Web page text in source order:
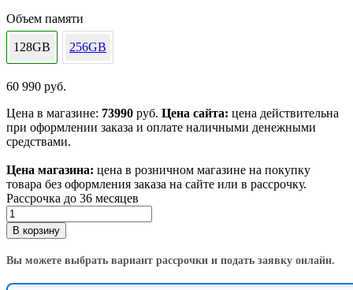
Объем памяти
128GB 256GB
60 990 руб.
Цена в магазине: 73990 руб. Цена сайта: цена действительна
при оформлении заказа и оплате наличными денежными
средствами.
Цена магазина: цена в розничном магазине на покупку
товара без оформления заказа на сайте или в рассрочку.
Рассрочка до 36 месяцев
Количество
товара
Смартфон
Apple
iPhone
16
В корзину
Вы можете выбрать вариант рассрочки и подать заявку онлайн.